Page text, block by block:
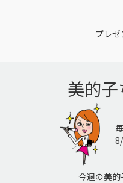
プレ
美的
今週の美